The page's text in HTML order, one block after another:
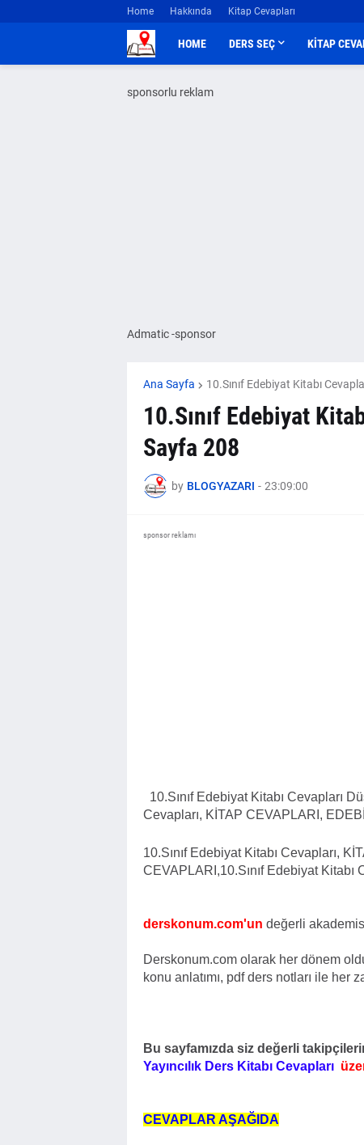
Home Hakkında Kitap Cevapları
HOME DERS SEÇ KİTAP
sponsorlu reklam
Admatic -sponsor
Ana Sayfa 10.Sınıf Edebiyat Kitabı
10.Sınıf Edebiyat
Sayfa 208
by BLOGYAZARI - 23:09:00
sponsor reklamı
10.Sınıf Edebiyat Kitabı Cevapları
Cevapları, KİTAP CEVAPLARI,
10.Sınıf Edebiyat Kitabı Cevapları,
CEVAPLARI,10.Sınıf Edebiyat Kitabı
derskonum.com'un değerli
Derskonum.com olarak her dönem
konu anlatımı, pdf ders notları ile her
Bu sayfamızda siz değerli
Yayıncılık Ders Kitabı Cevapları
CEVAPLAR AŞAĞIDA